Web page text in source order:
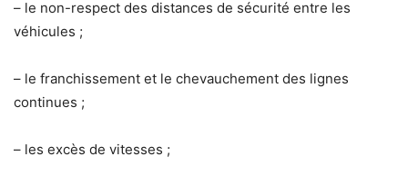
– le non-respect des distances de sécurité entre les
véhicules ;
– le franchissement et le chevauchement des lignes
continues ;
– les excès de vitesses ;